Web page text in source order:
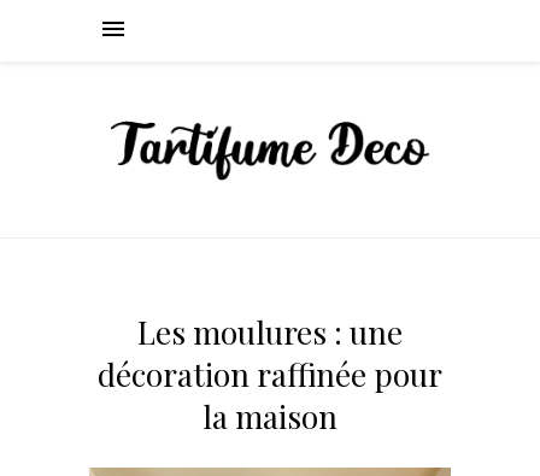
Les moulures : une
décoration raffinée pour
la maison